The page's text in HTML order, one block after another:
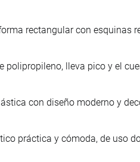
rectangular con esquinas
polipropileno, lleva pico y el
con diseño moderno y
práctica y cómoda, de uso